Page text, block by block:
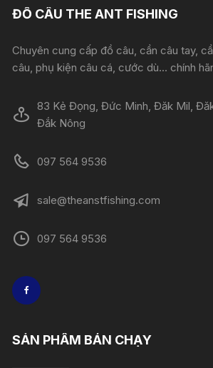
ĐỒ CÂU THE ANT FISHING
Chuyên cung cấp đồ câu, cần câu tay,
câu, phụ kiện câu cá, cước dù... chính
83 Kẻ Đọng, Đức Minh, Đăk Mil,
Đắk Nông
097 564 9536
sale@theanstfishing.com
097 564 9536
SẢN PHẨM BÁN CHẠY